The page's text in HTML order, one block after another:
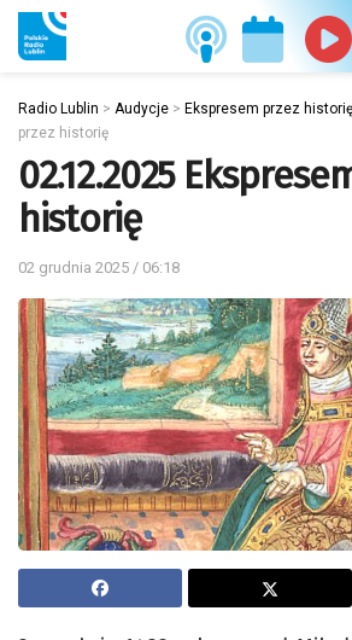
Radio Lublin > Audycje > Ekspresem przez historię
przez historię
02.12.2025
historię
02 grudnia 2025 / 06:18